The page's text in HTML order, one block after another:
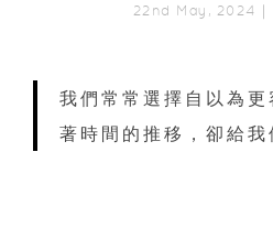
22nd May, 2024｜
我們常常選擇自以為
著時間的推移，卻給